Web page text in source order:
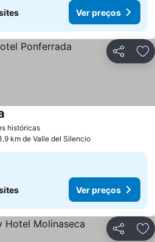
Ver preços
Partilhar
históricas
km de Valle del Silencio
Ver preços
Partilhar